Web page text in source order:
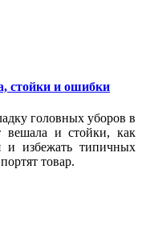
стойки и ошибки
головных уборов в
вешала и стойки, как
и избежать типичных
товар.